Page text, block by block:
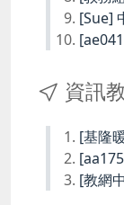
[Sue]
資訊
[基隆
[教網